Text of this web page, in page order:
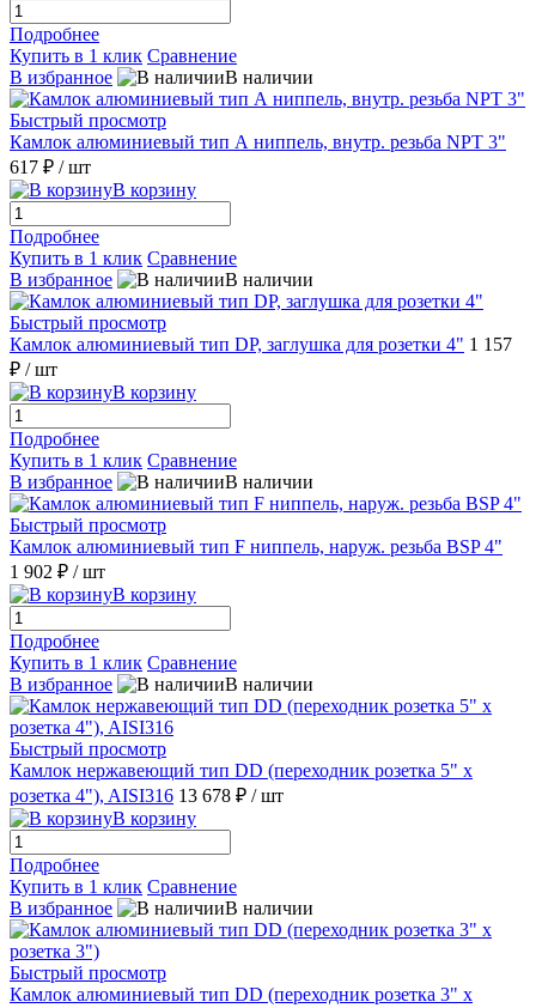
Подробнее
Купить в 1 клик Сравнение
В избранное
В наличии
Быстрый просмотр
Камлок алюминиевый тип А ниппель, внутр. резьба NPT 3"
617 ₽ / шт
В корзину
Подробнее
Купить в 1 клик Сравнение
В избранное
В наличии
Быстрый просмотр
Камлок алюминиевый тип DР, заглушка для розетки 4" 1 157
₽ / шт
В корзину
Подробнее
Купить в 1 клик Сравнение
В избранное
В наличии
Быстрый просмотр
Камлок алюминиевый тип F ниппель, наруж. резьба BSP 4"
1 902 ₽ / шт
В корзину
Подробнее
Купить в 1 клик Сравнение
В избранное
В наличии
Быстрый просмотр
Камлок нержавеющий тип DD (переходник розетка 5" х
розетка 4"), AISI316 13 678 ₽ / шт
В корзину
Подробнее
Купить в 1 клик Сравнение
В избранное
В наличии
Быстрый просмотр
Камлок алюминиевый тип DD (переходник розетка 3" х